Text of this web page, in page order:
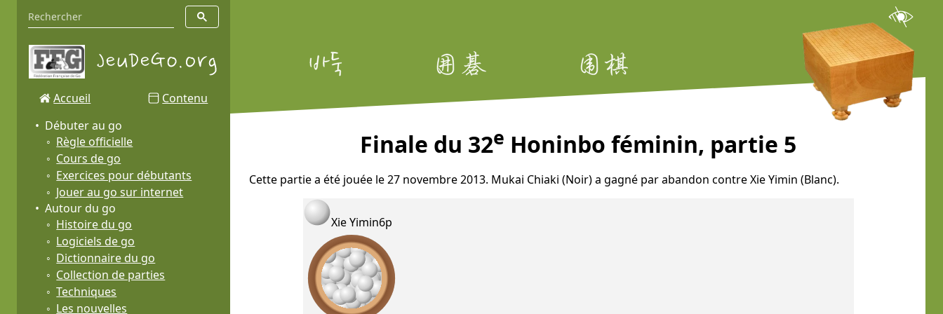
Accueil
Contenu
Débuter au go
Règle officielle
Cours de go
Exercices pour débutants
Jouer au go sur internet
Autour du go
Histoire du go
Logiciels de go
Dictionnaire du go
Collection de parties
Techniques
Les nouvelles
Finale du 32e Honinbo féminin, partie 5
Cette partie a été jouée le 27 novembre 2013. Mukai Chiaki (Noir) a gagné par abandon contre Xie Yimin (Blanc).
Xie Yimin6p